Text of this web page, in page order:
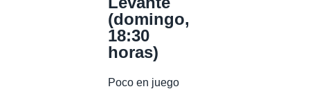
(domingo,
18:30
horas)
Poco en juego